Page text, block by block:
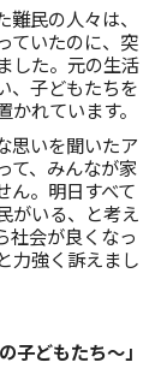
民の人々は、
ていたのに、突
した。元の生活
、子どもたちを
れています。
思いを聞いたア
て、みんなが家
ん。明日すべて
がいる、と考え
社会が良くなっ
力強く訴えまし
子どもたち〜」